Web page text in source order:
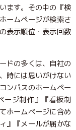
お問合せ
ます。その中の『検
ームページが検索さ
表示順位・表示回数
ドの多くは、自社の
時には思いがけない
ンパスのホームペー
ージ制作』『看板制
ホームページに含め
』『メールが届かな